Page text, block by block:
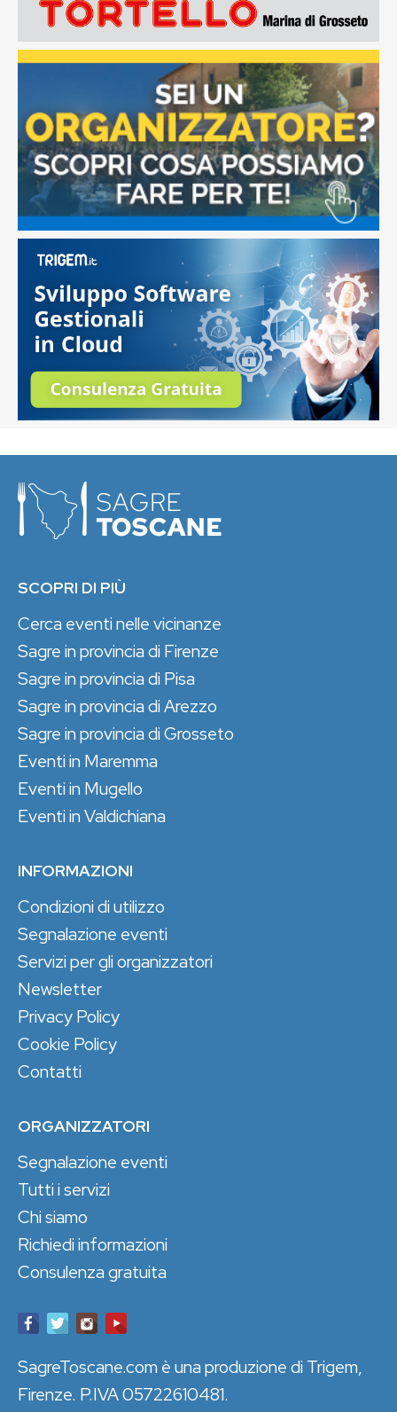
SCOPRI DI PIÙ
Cerca eventi nelle vicinanze
Sagre in provincia di Firenze
Sagre in provincia di Pisa
Sagre in provincia di Arezzo
Sagre in provincia di Grosseto
Eventi in Maremma
Eventi in Mugello
Eventi in Valdichiana
INFORMAZIONI
Condizioni di utilizzo
Segnalazione eventi
Servizi per gli organizzatori
Newsletter
Privacy Policy
Cookie Policy
Contatti
ORGANIZZATORI
Segnalazione eventi
Tutti i servizi
Chi siamo
Richiedi informazioni
Consulenza gratuita
SagreToscane.com è una produzione di Trigem,
Firenze. P.IVA 05722610481.